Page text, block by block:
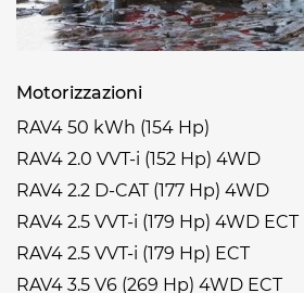
Motorizzazioni
RAV4 50 kWh (154 Hp)
RAV4 2.0 VVT-i (152 Hp) 4WD
RAV4 2.2 D-CAT (177 Hp) 4WD
RAV4 2.5 VVT-i (179 Hp) 4WD ECT
RAV4 2.5 VVT-i (179 Hp) ECT
RAV4 3.5 V6 (269 Hp) 4WD ECT